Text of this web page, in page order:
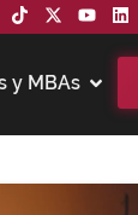
y MBAs